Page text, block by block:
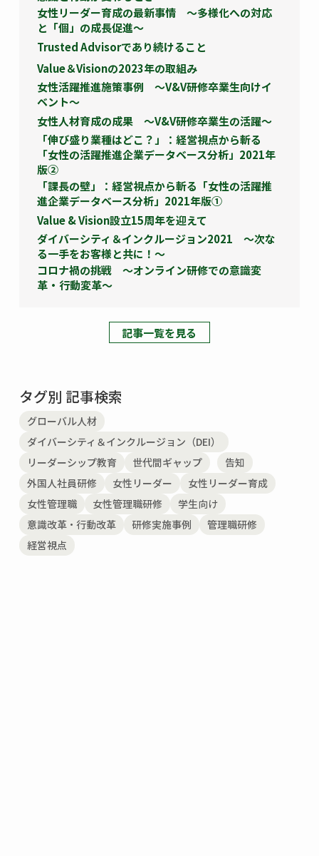
女性リーダー育成の最新事情 ～多様化への対応
と「個」の成長促進～
Trusted Advisorであり続けること
Value＆Visionの2023年の取組み
女性活躍推進施策事例 ～V&V研修卒業生向けイ
ベント～
女性人材育成の成果 ～V&V研修卒業生の活躍～
「伸び盛り業種はどこ？」：経営視点から斬る
「女性の活躍推進企業データベース分析」2021年
版②
「課長の壁」：経営視点から斬る「女性の活躍推
進企業データベース分析」2021年版①
Value & Vision設立15周年を迎えて
ダイバーシティ＆インクルージョン2021 ～次な
る一手をお客様と共に！～
コロナ禍の挑戦 ～オンライン研修での意識変
革・行動変革～
記事一覧を見る
タグ別 記事検索
グローバル人材
ダイバーシティ＆インクルージョン（DEI）
リーダーシップ教育
世代間ギャップ
告知
外国人社員研修
女性リーダー
女性リーダー育成
女性管理職
女性管理職研修
学生向け
意識改革・行動改革
研修実施事例
管理職研修
経営視点